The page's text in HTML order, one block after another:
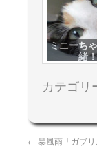
ミニーち
緒！
カテゴリ
← 暴風雨「ガブリ